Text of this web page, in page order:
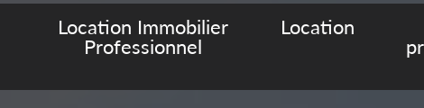
Location Immobilier
Professionnel
Location